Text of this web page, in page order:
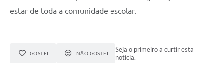
estar de toda a comunidade escolar.
GOSTEI NÃO GOSTEI
Seja o primeiro a curtir esta
notícia.